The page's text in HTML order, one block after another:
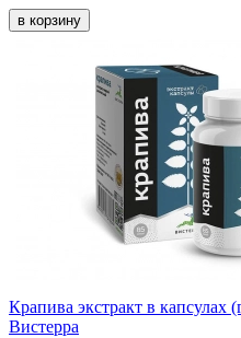
в корзину
Крапива экстракт в
Вистерра